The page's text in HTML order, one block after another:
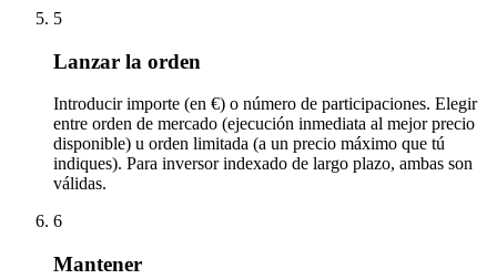
5
Lanzar la orden
Introducir importe (en €) o número de participaciones. Elegir
entre orden de mercado (ejecución inmediata al mejor precio
disponible) u orden limitada (a un precio máximo que tú
indiques). Para inversor indexado de largo plazo, ambas son
válidas.
6
Mantener